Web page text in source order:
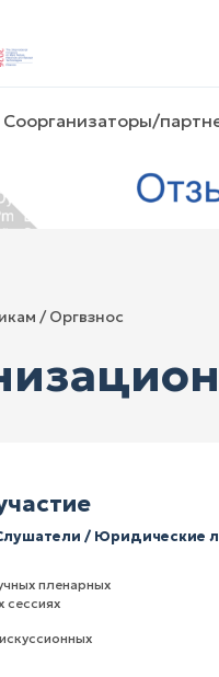
Соорганизаторы/
/ Оргвзнос
пленарных
сессиях
/ Юридические